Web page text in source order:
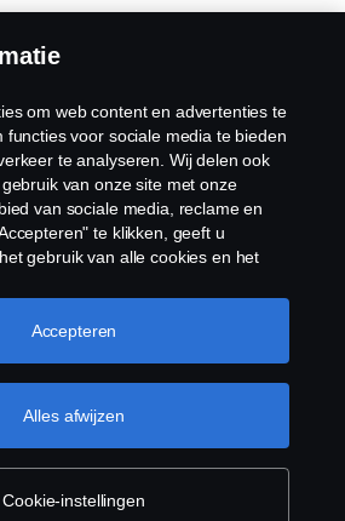
om web content en advertenties te
functies voor sociale media te bieden
te analyseren. Wij delen ook
van onze site met onze
van sociale media, reclame en
te klikken, geeft u
gebruik van alle cookies en het
te klikken en de
die u wilt accepteren. Voor een
over uw privacy
Cookie-instellingen
Alles afwijzen
Accepteren